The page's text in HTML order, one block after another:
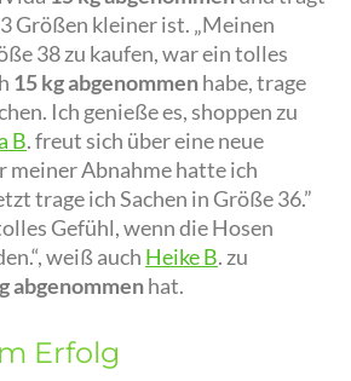
Größen kleiner ist. „Meinen
38 zu kaufen, war ein tolles
15 kg abgenommenhabe, trage
Ich genieße es, shoppen zu
B. freut sich über eine neue
meiner Abnahme hatte ich
trage ich Sachen in Größe 36.”
Gefühl, wenn die Hosen
weiß auch Heike B. zu
abgenommenhat.
Erfolg